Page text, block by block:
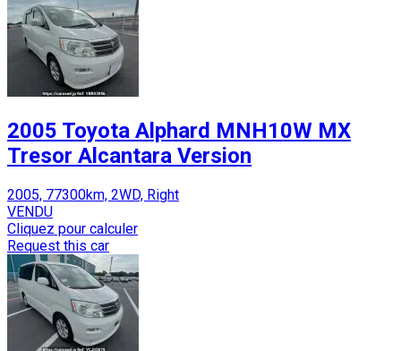
2005 Toyota Alphard MNH10W MX
Tresor Alcantara Version
2005, 77300km, 2WD, Right
VENDU
Cliquez pour calculer
Request this car